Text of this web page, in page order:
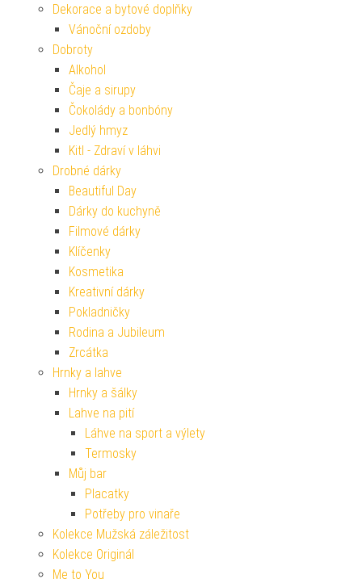
Dekorace a bytové doplňky
Vánoční ozdoby
Dobroty
Alkohol
Čaje a sirupy
Čokolády a bonbóny
Jedlý hmyz
Kitl - Zdraví v láhvi
Drobné dárky
Beautiful Day
Dárky do kuchyně
Filmové dárky
Klíčenky
Kosmetika
Kreativní dárky
Pokladničky
Rodina a Jubileum
Zrcátka
Hrnky a lahve
Hrnky a šálky
Lahve na pití
Láhve na sport a výlety
Termosky
Můj bar
Placatky
Potřeby pro vinaře
Kolekce Mužská záležitost
Kolekce Originál
Me to You